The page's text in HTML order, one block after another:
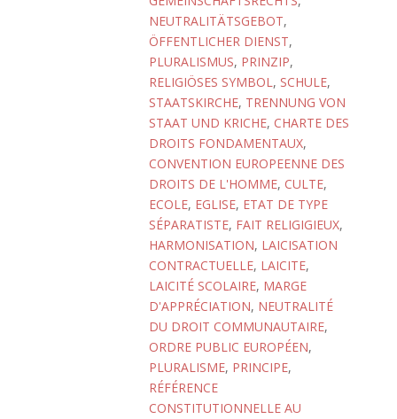
NEUTRALITÄTSGEBOT,
ÖFFENTLICHER DIENST,
PLURALISMUS, PRINZIP,
RELIGIÖSES SYMBOL, SCHULE,
STAATSKIRCHE, TRENNUNG VON
STAAT UND KRICHE, CHARTE DES
DROITS FONDAMENTAUX,
CONVENTION EUROPEENNE DES
DROITS DE L'HOMME, CULTE,
ECOLE, EGLISE, ETAT DE TYPE
SÉPARATISTE, FAIT RELIGIGIEUX,
HARMONISATION, LAICISATION
CONTRACTUELLE, LAICITE,
LAICITÉ SCOLAIRE, MARGE
D'APPRÉCIATION, NEUTRALITÉ
DU DROIT COMMUNAUTAIRE,
ORDRE PUBLIC EUROPÉEN,
PLURALISME, PRINCIPE,
RÉFÉRENCE
CONSTITUTIONNELLE AU